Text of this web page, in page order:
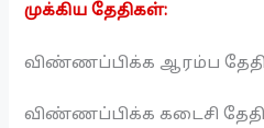
முக்கிய தேதிகள்:
விண்ணப்பிக்க ஆரம்ப தேதி:
விண்ணப்பிக்க கடைசி தேதி: